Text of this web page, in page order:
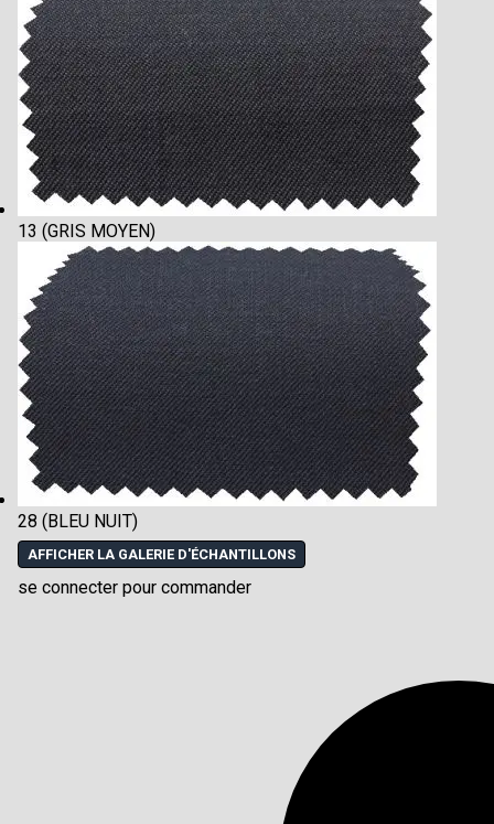
13 (GRIS MOYEN)
28 (BLEU NUIT)
AFFICHER LA GALERIE D'ÉCHANTILLONS
se connecter pour commander